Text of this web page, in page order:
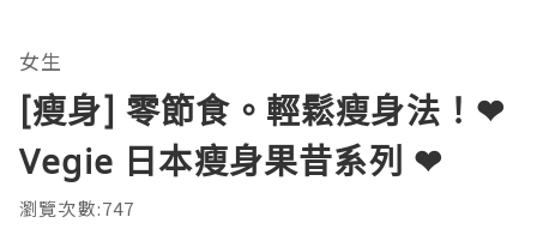
女生
[瘦身] 零節食。輕鬆瘦身法！❤
Vegie 日本瘦身果昔系列 ❤
瀏覽次數:747